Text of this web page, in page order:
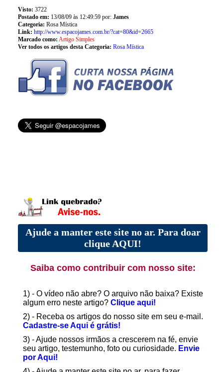
Visto: 3722
Postado em: 13/08/09 às 12:49:59 por: James
Categoria: Rosa Mística
Link: http://www.espacojames.com.br/?cat=80&id=2665
Marcado como: Artigo Simples
Ver todos os artigos desta Categoria: Rosa Mística
Ajude a manter este site no ar. Para doar
clique AQUI!
Saiba como contribuir com nosso site:
1) - O vídeo não abre? O arquivo não baixa? Existe
algum erro neste artigo? Clique aqui!
2) - Receba os artigos do nosso site em seu e-mail.
Cadastre-se Aqui é grátis!
3) - Ajude nossos irmãos a crescerem na fé, envie
seu artigo, testemunho, foto ou curiosidade. Envie
por Aqui!